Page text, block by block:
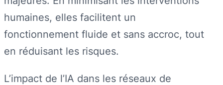
humaines, elles facilitent un
fonctionnement fluide et sans accroc, tout
en réduisant les risques.
L’impact de l’IA dans les réseaux de